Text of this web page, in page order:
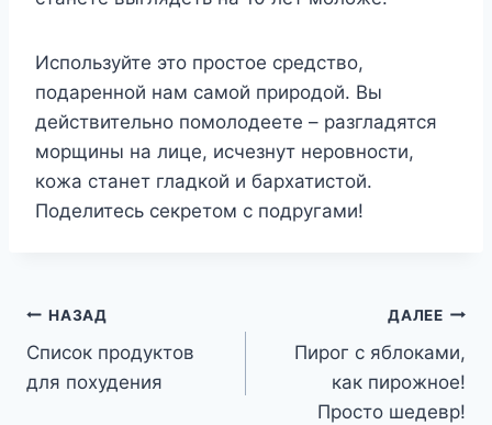
Используйте это простое средство,
подаренной нам самой природой. Вы
действительно помолодеете – разгладятся
морщины на лице, исчезнут неровности,
кожа станет гладкой и бархатистой.
Поделитесь секретом с подругами!
Навигация
по
НАЗАД
Список продуктов
для похудения
ДАЛЕЕ
Пирог с яблоками,
как пирожное!
Просто шедевр!